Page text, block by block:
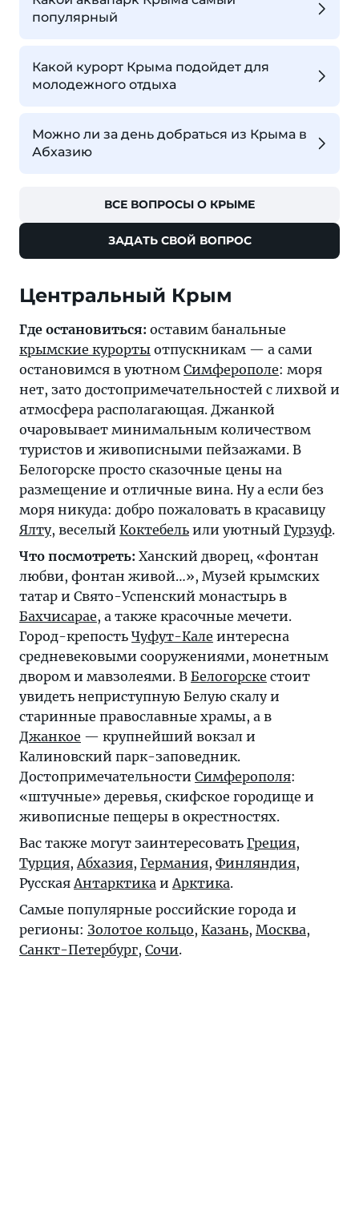
популярный
Какой курорт Крыма подойдет для
молодежного отдыха
Можно ли за день добраться из Крыма в
Абхазию
ВСЕ ВОПРОСЫ О КРЫМЕ
ЗАДАТЬ СВОЙ ВОПРОС
Центральный Крым
Где остановиться: оставим банальные
крымские курорты отпускникам — а сами
остановимся в уютном Симферополе: моря
нет, зато достопримечательностей с лихвой и
атмосфера располагающая. Джанкой
очаровывает минимальным количеством
туристов и живописными пейзажами. В
Белогорске просто сказочные цены на
размещение и отличные вина. Ну а если без
моря никуда: добро пожаловать в красавицу
Ялту, веселый Коктебель или уютный Гурзуф.
Что посмотреть: Ханский дворец, «фонтан
любви, фонтан живой…», Музей крымских
татар и Свято-Успенский монастырь в
Бахчисарае, а также красочные мечети.
Город-крепость Чуфут-Кале интересна
средневековыми сооружениями, монетным
двором и мавзолеями. В Белогорске стоит
увидеть неприступную Белую скалу и
старинные православные храмы, а в
Джанкое — крупнейший вокзал и
Калиновский парк-заповедник.
Достопримечательности Симферополя:
«штучные» деревья, скифское городище и
живописные пещеры в окрестностях.
Вас также могут заинтересовать Греция,
Турция, Абхазия, Германия, Финляндия,
Русская Антарктика и Арктика.
Самые популярные российские города и
регионы: Золотое кольцо, Казань, Москва,
Санкт-Петербург, Сочи.